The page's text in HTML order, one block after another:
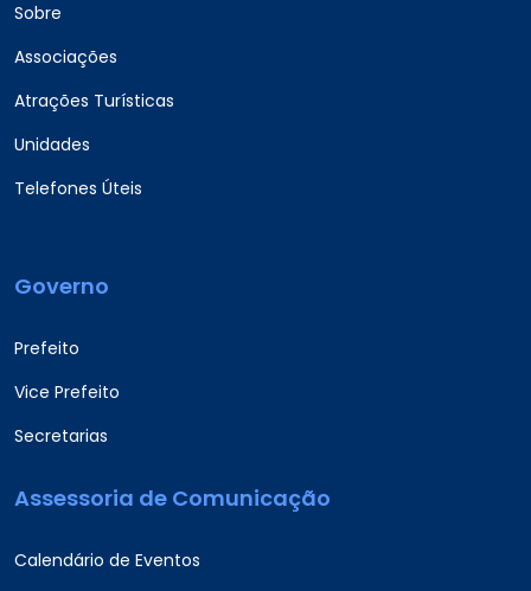
Sobre
Associações
Atrações Turísticas
Unidades
Telefones Úteis
Governo
Prefeito
Vice Prefeito
Secretarias
Assessoria de Comunicação
Calendário de Eventos